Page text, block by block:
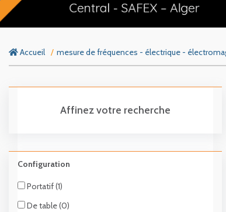
Accueil mesure de fréquences - électrique -
Affinez votre recherche
Configuration
Portatif (1)
De table (0)